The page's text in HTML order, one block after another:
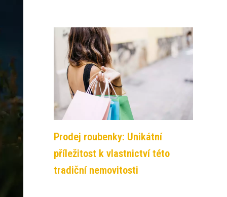
Prodej roubenky: Unikátní
příležitost k vlastnictví této
tradiční nemovitosti